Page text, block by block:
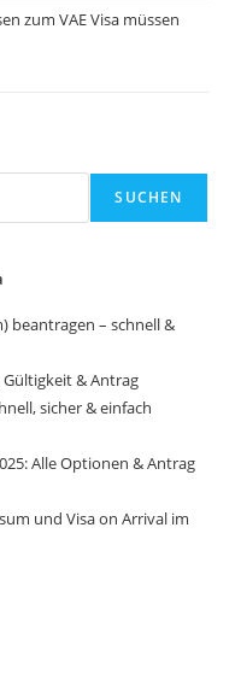
zum VAE Visa müssen
SUCHEN
beantragen – schnell &
Gültigkeit & Antrag
sicher & einfach
Alle Optionen & Antrag
und Visa on Arrival im